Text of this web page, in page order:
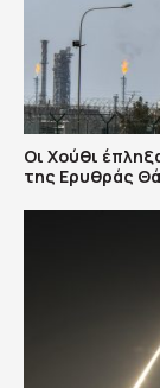
Οι Χούθι
της Ερυθράς